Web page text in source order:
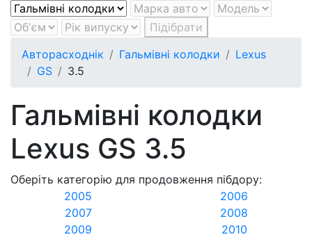
Підібрати
Авторасходнік
Гальмівні колодки
Lexus
GS
3.5
Гальмівні колодки
Lexus GS 3.5
Оберіть категорію для продовження пібдору:
2005
2006
2007
2008
2009
2010